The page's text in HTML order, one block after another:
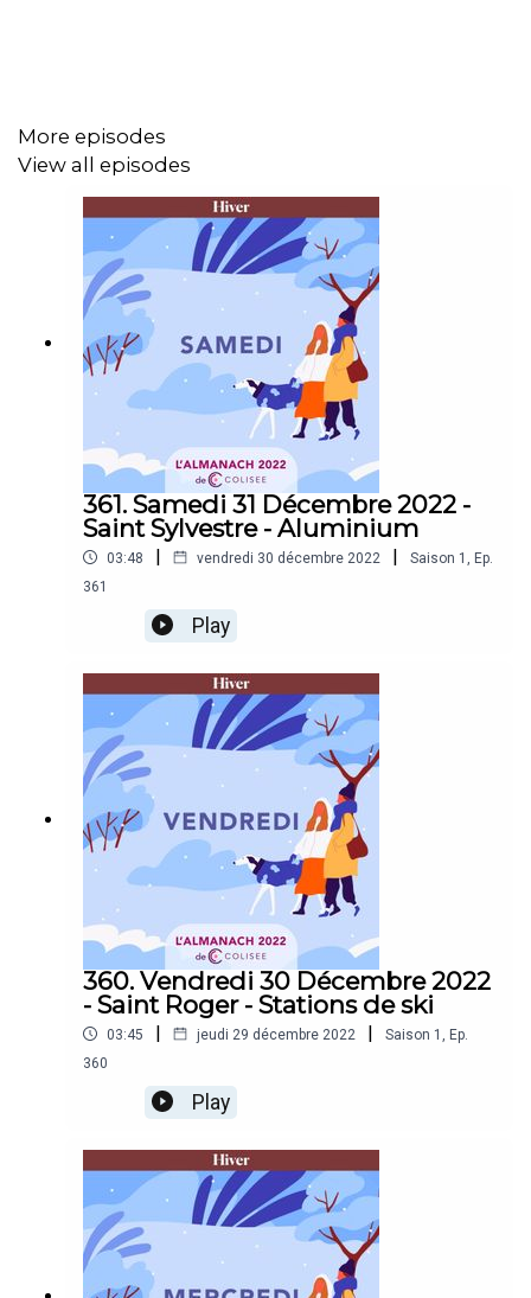
More episodes
View all episodes
361. Samedi 31 Décembre 2022 -
Saint Sylvestre - Aluminium
03:48 | vendredi 30 décembre 2022 | Saison 1
Ep.
361
Play
360. Vendredi 30 Décembre 2022
- Saint Roger - Stations de ski
03:45 | jeudi 29 décembre 2022 | Saison 1
Ep.
360
Play